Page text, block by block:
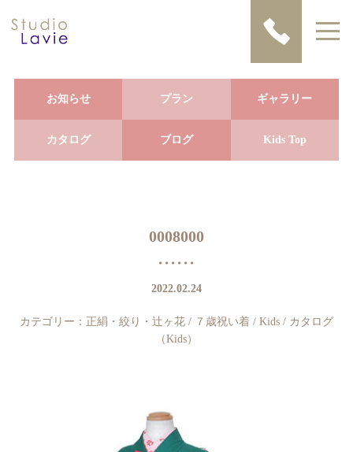
お知らせ プラン ギャラリー
カタログ ブログ Kids Top
0008000
2022.02.24
カテゴリー： 正絹・絞り・辻ヶ花 / ７歳祝い着 / Kids / カタログ
（Kids）